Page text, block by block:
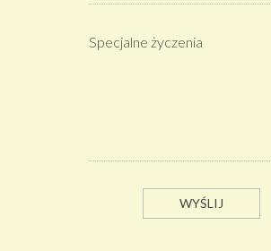
Specjalne życzenia